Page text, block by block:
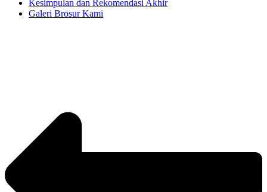
Kesimpulan dan Rekomendasi Akhir
Galeri Brosur Kami